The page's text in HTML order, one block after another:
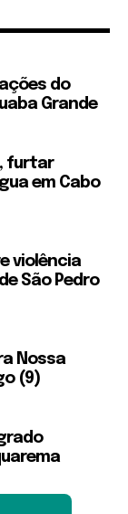
do
Grande
furtar
em Cabo
violência
São Pedro
Nossa
(9)